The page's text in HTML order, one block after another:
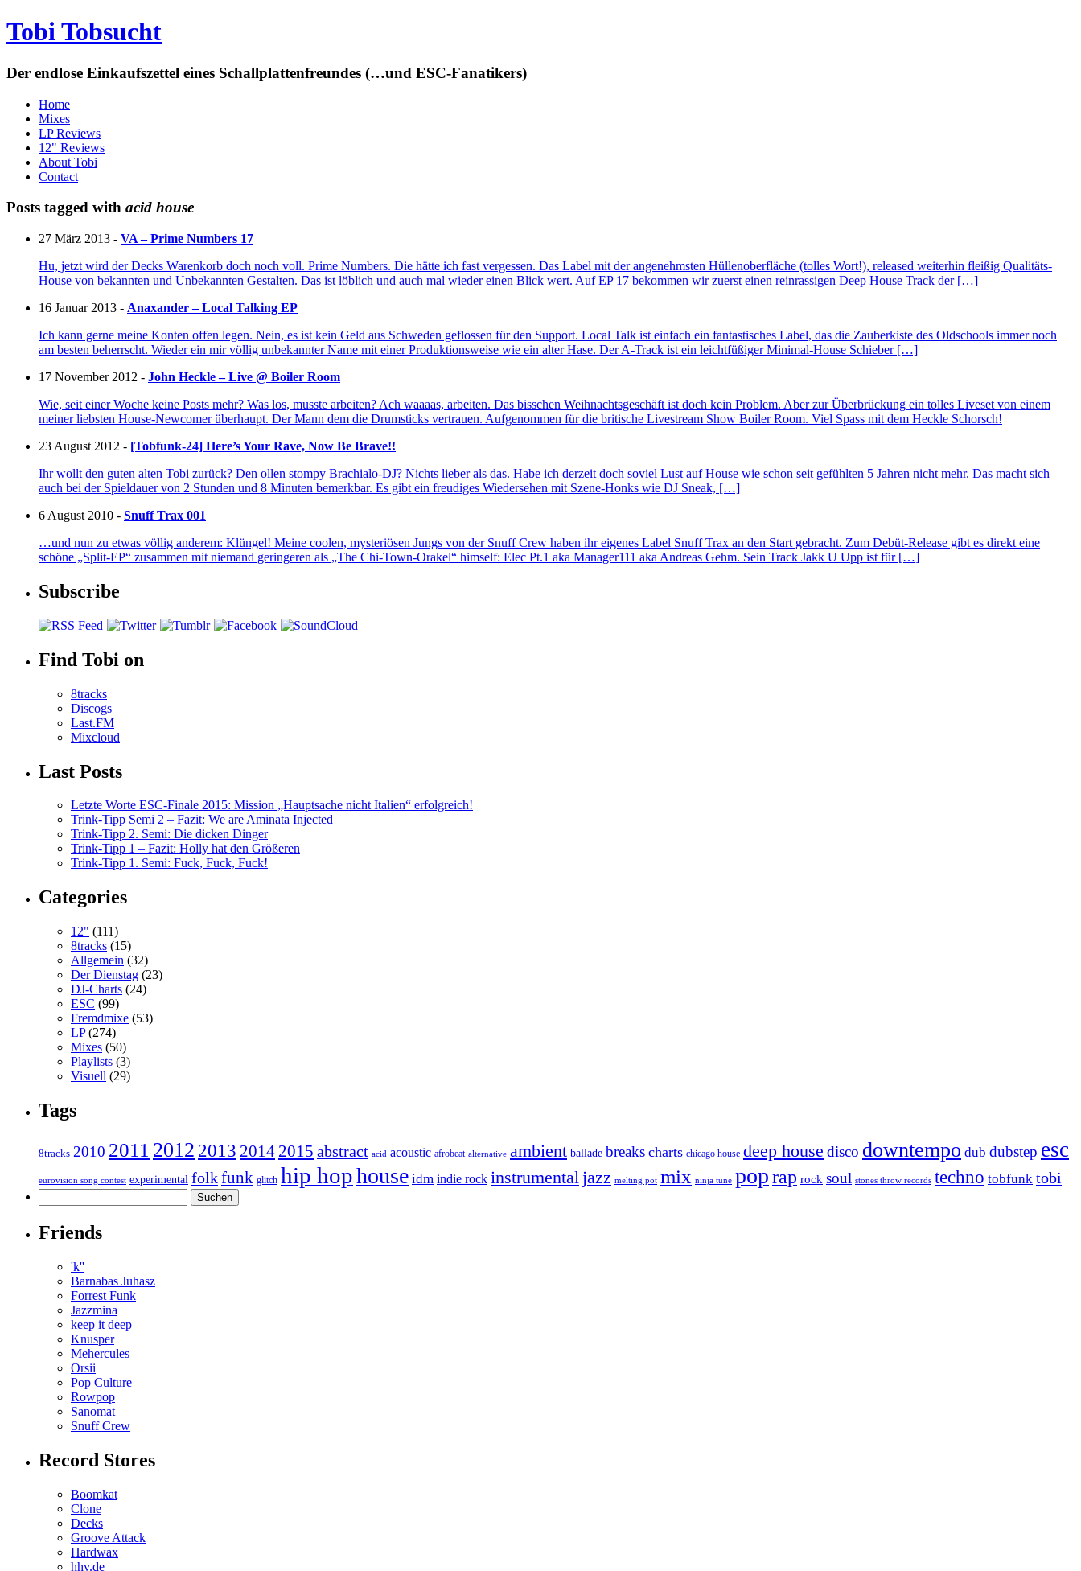
Tobi Tobsucht
Der endlose Einkaufszettel eines Schallplattenfreundes (…und ESC-Fanatikers)
Home
Mixes
LP Reviews
12" Reviews
About Tobi
Contact
Posts tagged with acid house
27 März 2013 - VA – Prime Numbers 17
Hu, jetzt wird der Decks Warenkorb doch noch voll. Prime Numbers. Die hätte ich fast vergessen. Das Label mit der angenehmsten Hüllenoberfläche (tolles Wort!), released weiterhin fleißig Qualitäts-
House von bekannten und Unbekannten Gestalten. Das ist löblich und auch mal wieder einen Blick wert. Auf EP 17 bekommen wir zuerst einen reinrassigen Deep House Track der […]
16 Januar 2013 - Anaxander – Local Talking EP
Ich kann gerne meine Konten offen legen. Nein, es ist kein Geld aus Schweden geflossen für den Support. Local Talk ist einfach ein fantastisches Label, das die Zauberkiste des Oldschools immer noch
am besten beherrscht. Wieder ein mir völlig unbekannter Name mit einer Produktionsweise wie ein alter Hase. Der A-Track ist ein leichtfüßiger Minimal-House Schieber […]
17 November 2012 - John Heckle – Live @ Boiler Room
Wie, seit einer Woche keine Posts mehr? Was los, musste arbeiten? Ach waaaas, arbeiten. Das bisschen Weihnachtsgeschäft ist doch kein Problem. Aber zur Überbrückung ein tolles Liveset von einem
meiner liebsten House-Newcomer überhaupt. Der Mann dem die Drumsticks vertrauen. Aufgenommen für die britische Livestream Show Boiler Room. Viel Spass mit dem Heckle Schorsch!
23 August 2012 - [Tobfunk-24] Here’s Your Rave, Now Be Brave!!
Ihr wollt den guten alten Tobi zurück? Den ollen stompy Brachialo-DJ? Nichts lieber als das. Habe ich derzeit doch soviel Lust auf House wie schon seit gefühlten 5 Jahren nicht mehr. Das macht sich
auch bei der Spieldauer von 2 Stunden und 8 Minuten bemerkbar. Es gibt ein freudiges Wiedersehen mit Szene-Honks wie DJ Sneak, […]
6 August 2010 - Snuff Trax 001
…und nun zu etwas völlig anderem: Klüngel! Meine coolen, mysteriösen Jungs von der Snuff Crew haben ihr eigenes Label Snuff Trax an den Start gebracht. Zum Debüt-Release gibt es direkt eine
schöne „Split-EP“ zusammen mit niemand geringeren als „The Chi-Town-Orakel“ himself: Elec Pt.1 aka Manager111 aka Andreas Gehm. Sein Track Jakk U Upp ist für […]
Subscribe
Find Tobi on
8tracks
Discogs
Last.FM
Mixcloud
Last Posts
Letzte Worte ESC-Finale 2015: Mission „Hauptsache nicht Italien“ erfolgreich!
Trink-Tipp Semi 2 – Fazit: We are Aminata Injected
Trink-Tipp 2. Semi: Die dicken Dinger
Trink-Tipp 1 – Fazit: Holly hat den Größeren
Trink-Tipp 1. Semi: Fuck, Fuck, Fuck!
Categories
12" (111)
8tracks (15)
Allgemein (32)
Der Dienstag (23)
DJ-Charts (24)
ESC (99)
Fremdmixe (53)
LP(274)
Mixes (50)
Playlists (3)
Visuell (29)
Tags
8tracks 2010 2011 2012 2013 2014 2015 abstract acid acoustic afrobeat alternative ambient ballade breaks charts chicago house deep house disco downtempo dub dubstep esc
eurovision song contest experimental folkfunk glitch hip hophouse idm indie rock instrumentaljazz melting pot mix ninja tune poprap rock soul stones throw records techno tobfunk tobi
nach:
Friends
'k''
Barnabas Juhasz
Forrest Funk
Jazzmina
keep it deep
Knusper
Mehercules
Orsii
Pop Culture
Rowpop
Sanomat
Snuff Crew
Record Stores
Boomkat
Clone
Decks
Groove Attack
Hardwax
hhv.de